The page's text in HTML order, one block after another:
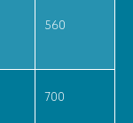
560
700